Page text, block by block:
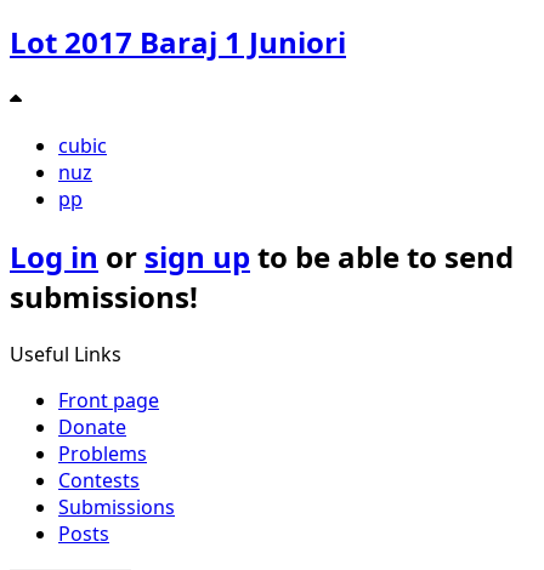
Lot 2017 Baraj 1 Juniori
cubic
nuz
pp
Log in or sign upto be able to send
submissions!
Useful Links
Front page
Donate
Problems
Contests
Submissions
Posts